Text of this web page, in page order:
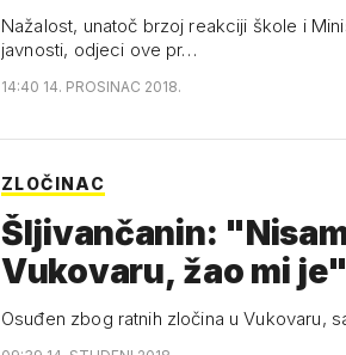
Nažalost, unatoč brzoj reakciji škole i
javnosti, odjeci ove pr…
14:40 14. PROSINAC 2018.
ZLOČINAC
Šljivančanin:
Vukovaru, žao mi je"
Osuđen zbog ratnih zločina u Vukovaru,